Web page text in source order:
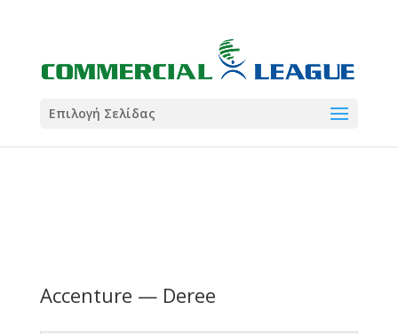
Coral
Σωματείο ΣΟΛ
Coral
5
Επιλογή Σελίδας
Accenture — Deree